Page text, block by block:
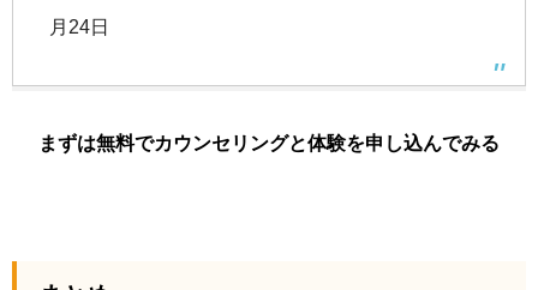
月24日
まずは無料でカウンセリングと体験を申し込んでみる